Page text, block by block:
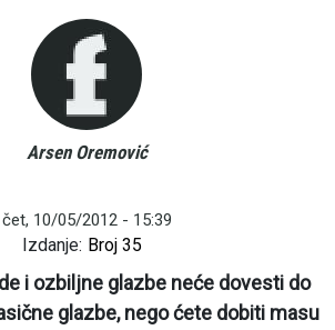
Arsen Oremović
čet, 10/05/2012 - 15:39
Izdanje: Broj 35
i ozbiljne glazbe neće dovesti do
glazbe, nego ćete dobiti masu